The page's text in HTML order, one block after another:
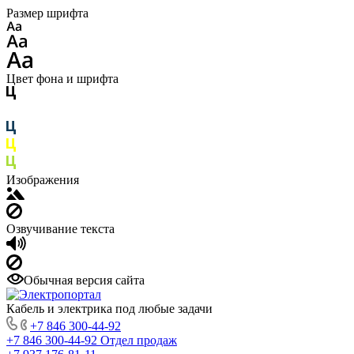
Размер шрифта
Цвет фона и шрифта
Изображения
Озвучивание текста
Обычная версия сайта
Кабель и электрика под любые задачи
+7 846 300-44-92
+7 846 300-44-92 Отдел продаж